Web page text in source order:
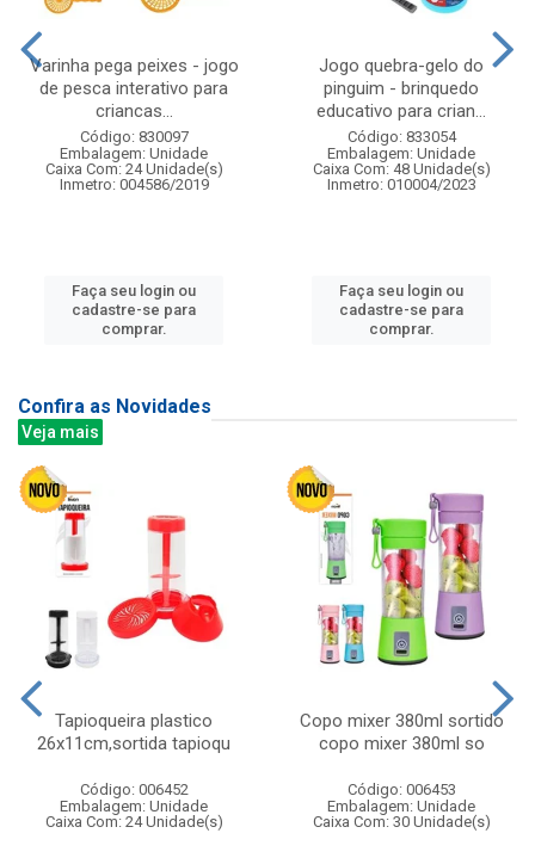
Varinha pega peixes - jogo
de pesca interativo para
criancas...
Código: 830097
Embalagem: Unidade
Caixa Com: 24 Unidade(s)
Inmetro: 004586/2019
Faça seu login ou
cadastre-se para
comprar.
Jogo quebra-gelo do
pinguim - brinquedo
educativo para crian...
Código: 833054
Embalagem: Unidade
Caixa Com: 48 Unidade(s)
Inmetro: 010004/2023
Faça seu login ou
cadastre-se para
comprar.
Confira as Novidades
Veja mais
Tapioqueira plastico
26x11cm,sortida tapioqu
Código: 006452
Embalagem: Unidade
Caixa Com: 24 Unidade(s)
Copo mixer 380ml sortido
copo mixer 380ml so
Código: 006453
Embalagem: Unidade
Caixa Com: 30 Unidade(s)